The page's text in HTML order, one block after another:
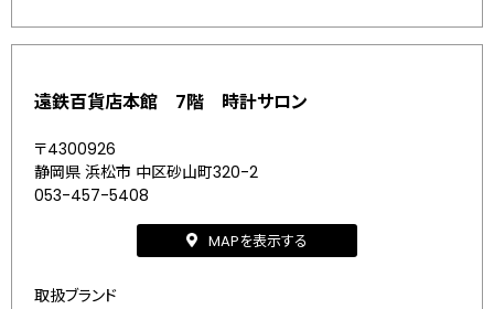
遠鉄百貨店本館 7階 時計サロン
〒4300926
静岡県 浜松市 中区砂山町320-2
053-457-5408
MAPを表示する
取扱ブランド